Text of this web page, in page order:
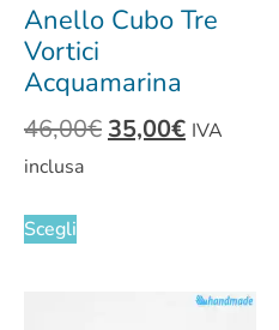
Anello Cubo Tre
Vortici
Acquamarina
46,00€ 35,00€ IVA
inclusa
Scegli